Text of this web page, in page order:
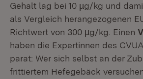
Gehalt lag bei 10 µg/kg und
als Vergleich herangezogenen
Richtwert von 300 µg/kg. Einen
haben die Expertinnen des
parat: Wer sich selbst an der
frittiertem Hefegebäck